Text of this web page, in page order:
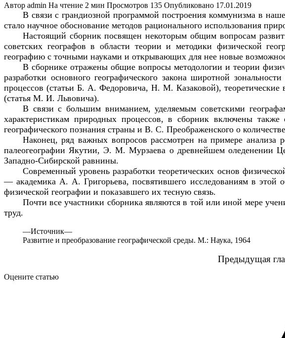
Автор admin На чтение 2 мин Просмотров 135 Опубликовано 17.01.2019
В связи с грандиозной программой построения коммунизма в
стало научное обоснование методов рационального использования
Настоящий сборник посвящен некоторым общим вопросам
советских географов в области теории и методики физической
географию с точными науками и открывающих для нее новые
В сборнике отражены общие вопросы методологии и теории
разработки основного географического закона широтной
процессов (статьи Б. А. Федоровича, Н. М. Казаковой),
(статья М. И. Львовича).
В связи с большим вниманием, уделяемым советскими
характеристикам природных процессов, в сборник включены
географического познания страны и В. С. Преображенского о
Наконец, ряд важных вопросов рассмотрен на примере анализа
палеогеографии Якутии, Э. М. Мурзаева о древнейшем оледенении
Западно-Сибирской равнины.
Современный уровень разработки теоретических основ
— академика А. А. Григорьева, посвятившего исследованиям в этой
физической географии и показавшего их тесную связь.
Почти все участники сборника являются в той или иной мере
труд.
—Источник—
Развитие и преобразование географической среды. М.: Наука, 1964
Предыдущая
Оцените статью